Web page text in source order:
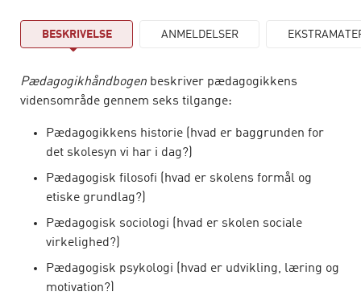
BESKRIVELSE ANMELDELSER
Pædagogikhåndbogen beskriver pædagogikkens
vidensområde gennem seks tilgange:
Pædagogikkens historie (hvad er baggrunden for
det skolesyn vi har i dag?)
Pædagogisk filosofi (hvad er skolens formål og
etiske grundlag?)
Pædagogisk sociologi (hvad er skolen sociale
virkelighed?)
Pædagogisk psykologi (hvad er udvikling, læring og
motivation?)